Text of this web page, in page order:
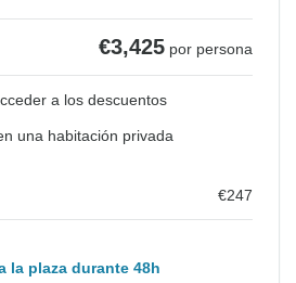
€3,425 por persona
a los descuentos
una habitación privada
€247
la plaza durante 48h